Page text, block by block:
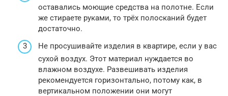
оставались моющие средства на полотне. Если
же стираете руками, то трёх полосканий будет
достаточно.
Не просушивайте изделия в квартире, если у вас
сухой воздух. Этот материал нуждается во
влажном воздухе. Развешивать изделия
рекомендуется горизонтально, потому как, в
вертикальном положении они могут